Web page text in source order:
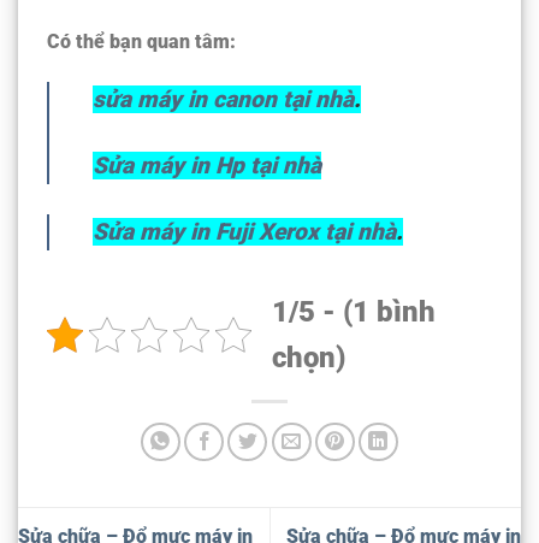
Có thể bạn quan tâm:
sửa máy in canon tại nhà.
Sửa máy in Hp tại nhà
Sửa máy in Fuji Xerox tại nhà.
1/5 - (1 bình
chọn)
Sửa chữa – Đổ mực máy in Sửa chữa – Đổ mực máy in